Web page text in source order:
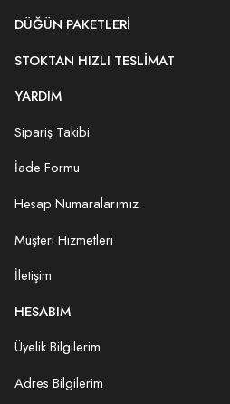
DÜĞÜN PAKETLERI
STOKTAN HIZLI TESLIMAT
YARDIM
Sipariş Takibi
İade Formu
Hesap Numaralarımız
Müşteri Hizmetleri
İletişim
HESABIM
Üyelik Bilgilerim
Adres Bilgilerim